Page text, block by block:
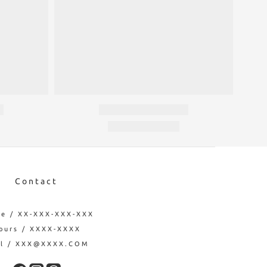
Contact
/ XX-XXX-XXX-XXX
/ XXXX-XXXX
/ XXX@XXXX.COM